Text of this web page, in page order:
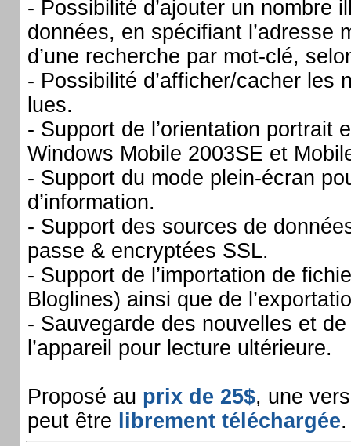
- Possibilité d’ajouter un nombre
données, en spécifiant l’adresse
d’une recherche par mot-clé,
- Possibilité d’afficher/cacher les
lues.
- Support de l’orientation portrait
Windows Mobile 2003SE et
- Support du mode plein-écran
d’information.
- Support des sources de
passe & encryptées SSL.
- Support de l’importation de
Bloglines) ainsi que de
- Sauvegarde des nouvelles et
l’appareil pour lecture ultérieure.
Proposé au prix de 25$, une
peut être librement téléchargée.